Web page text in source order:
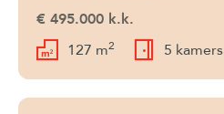
€ 495.000 k.k.
127 m2 5 kamers